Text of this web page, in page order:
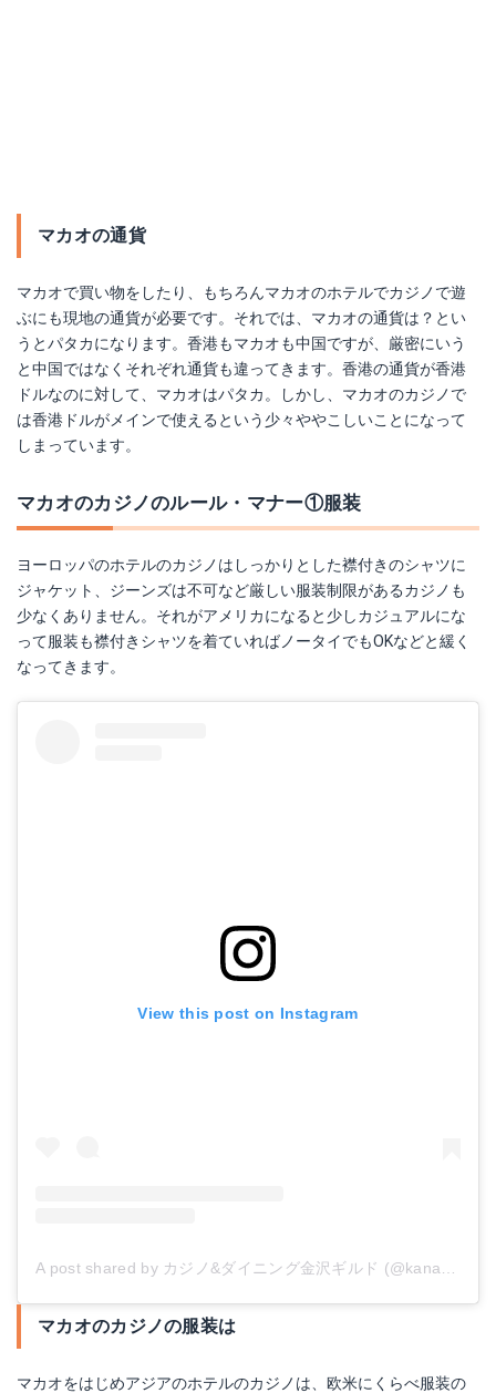
マカオの通貨
マカオで買い物をしたり、もちろんマカオのホテルでカジノで遊
ぶにも現地の通貨が必要です。それでは、マカオの通貨は？とい
うとパタカになります。香港もマカオも中国ですが、厳密にいう
と中国ではなくそれぞれ通貨も違ってきます。香港の通貨が香港
ドルなのに対して、マカオはパタカ。しかし、マカオのカジノで
は香港ドルがメインで使えるという少々ややこしいことになって
しまっています。
マカオのカジノのルール・マナー①服装
ヨーロッパのホテルのカジノはしっかりとした襟付きのシャツに
ジャケット、ジーンズは不可など厳しい服装制限があるカジノも
少なくありません。それがアメリカになると少しカジュアルにな
って服装も襟付きシャツを着ていればノータイでもOKなどと緩く
なってきます。
View this post on Instagram
A post shared by カジノ&ダイニング金沢ギルド (@kanazawaguild)
マカオのカジノの服装は
マカオをはじめアジアのホテルのカジノは、欧米にくらべ服装の